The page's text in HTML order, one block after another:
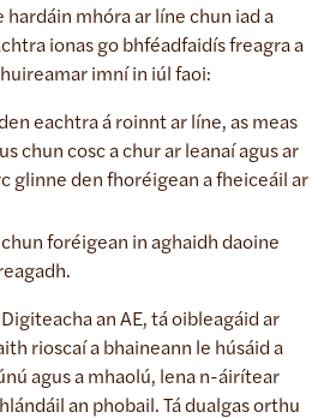
mhóra ar líne chun iad a
ionas go bhféadfaidís freagra a
imní in iúl faoi:
eachtra á roinnt ar líne, as meas
chun cosc a chur ar leanaí agus ar
glinne den fhoréigean a fheiceáil ar
foréigean in aghaidh daoine
an AE, tá oibleagáid ar
rioscaí a bhaineann le húsáid a
agus a mhaolú, lena n-áirítear
an phobail. Tá dualgas orthu